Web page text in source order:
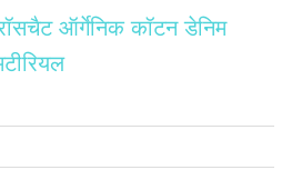
ऑर्गेनिक कॉटन डेनिम